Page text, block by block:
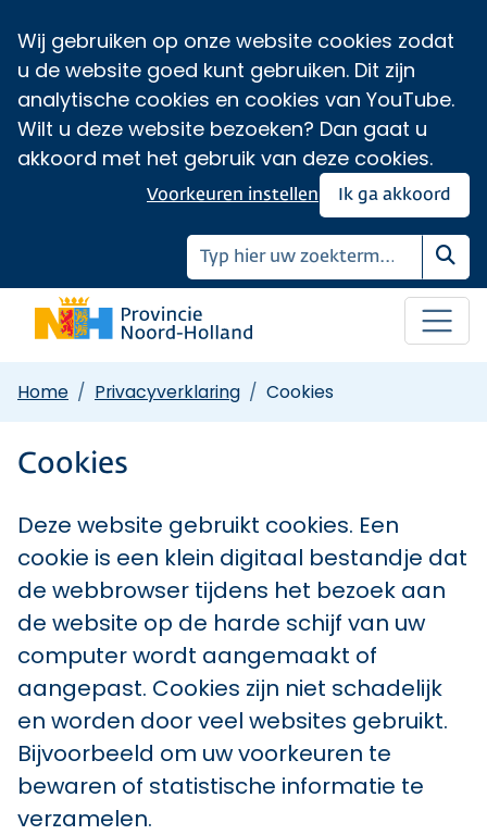
Wij gebruiken op onze website cookies zodat
u de website goed kunt gebruiken. Dit zijn
analytische cookies en cookies van YouTube.
Wilt u deze website bezoeken? Dan gaat u
akkoord met het gebruik van deze cookies.
Ik ga akkoord
Voorkeuren instellen
Home Privacyverklaring Cookies
Cookies
Deze website gebruikt cookies. Een
cookie is een klein digitaal bestandje dat
de webbrowser tijdens het bezoek aan
de website op de harde schijf van uw
computer wordt aangemaakt of
aangepast. Cookies zijn niet schadelijk
en worden door veel websites gebruikt.
Bijvoorbeeld om uw voorkeuren te
bewaren of statistische informatie te
verzamelen.